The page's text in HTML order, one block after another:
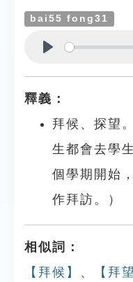
bai55 fong31
釋義：
拜候、探望
生都會去學
個學期開始
作拜訪。）
相似詞：
【拜候】 、 【拜